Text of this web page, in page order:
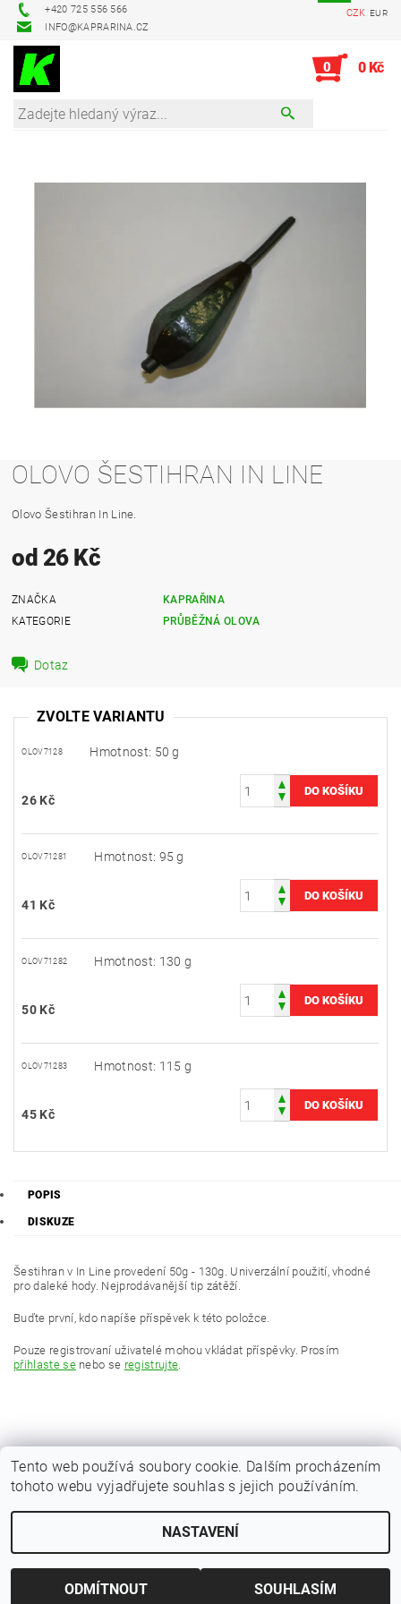
+420 725 556 566
INFO@KAPRARINA.CZ
CZK EUR
0 0 Kč
OLOVO ŠESTIHRAN IN LINE
Olovo Šestihran In Line.
od 26 Kč
ZNAČKA
KAPRAŘINA
KATEGORIE
PRŮBĚŽNÁ OLOVA
Dotaz
ZVOLTE VARIANTU
OLOV7128 Hmotnost: 50 g
26 Kč
OLOV71281 Hmotnost: 95 g
41 Kč
OLOV71282 Hmotnost: 130 g
50 Kč
OLOV71283 Hmotnost: 115 g
45 Kč
POPIS
DISKUZE
Šestihran v In Line provedení 50g - 130g. Univerzální použití, vhodné
pro daleké hody. Nejprodávanější tip zátěží.
Buďte první, kdo napíše příspěvek k této položce.
Pouze registrovaní uživatelé mohou vkládat příspěvky. Prosím
přihlaste senebo se registrujte.
Zboží.cz Heureka.cz
2026 © Kaprařina.cz, všechna práva vyhrazenaUpravit nastavení cookies
Tento web používá soubory cookie. Dalším procházením
tohoto webu vyjadřujete souhlas s jejich používáním.
NASTAVENÍ
ODMÍTNOUT SOUHLASÍM